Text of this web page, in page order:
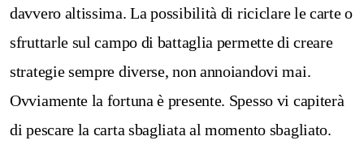
davvero altissima. La possibilità di riciclare le carte o
sfruttarle sul campo di battaglia permette di creare
strategie sempre diverse, non annoiandovi mai.
Ovviamente la fortuna è presente. Spesso vi capiterà
di pescare la carta sbagliata al momento sbagliato.